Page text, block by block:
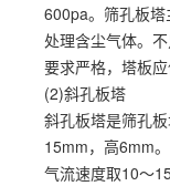
600pa。筛孔板
处理含尘气体。
要求严格，塔板
(2)斜孔板塔
斜孔板塔是筛孔
15mm，高6mm
气流速度取10～